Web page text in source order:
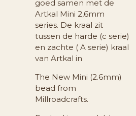
goed samen met de
Artkal Mini 2,6mm
series. De kraal zit
tussen de harde (c serie)
en zachte ( A serie) kraal
van Artkal in
The New Mini (2.6mm)
bead from
Millroadcrafts.